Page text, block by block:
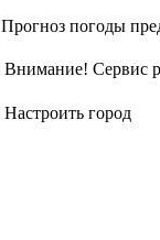
Прогноз погоды
Внимание! Сервис
Настроить город